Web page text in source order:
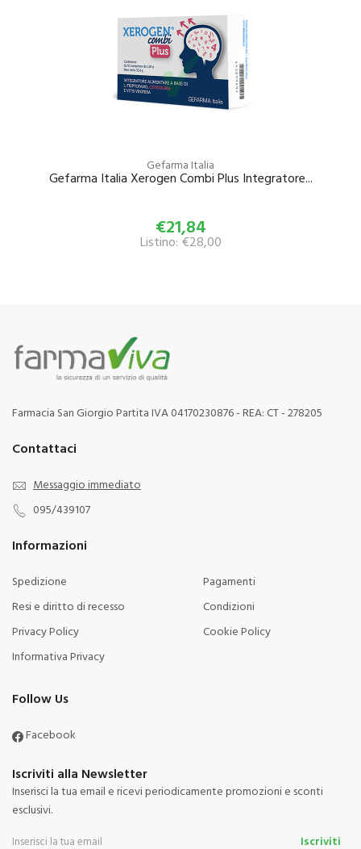
Gefarma Italia
Gefarma Italia Xerogen Combi Plus Integratore...
€21,84
Listino: €28,00
Farmacia San Giorgio Partita IVA 04170230876 - REA: CT - 278205
Contattaci
Messaggio immediato
095/439107
Informazioni
Spedizione
Pagamenti
Resi e diritto di recesso
Condizioni
Privacy Policy
Cookie Policy
Informativa Privacy
Follow Us
Facebook
Iscriviti alla Newsletter
Inserisci la tua email e ricevi periodicamente promozioni e sconti
esclusivi.
Iscriviti